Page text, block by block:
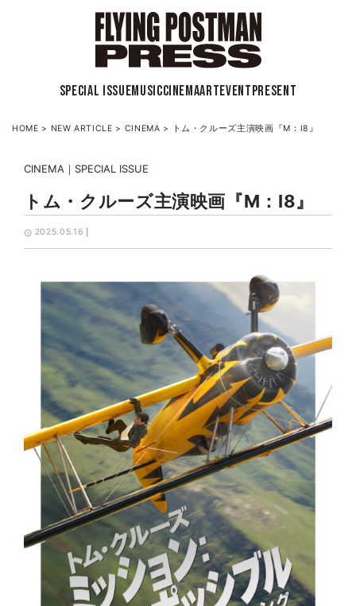
SPECIAL ISSUEMUSICCINEMAARTEVENTPRESENT
HOME > NEW ARTICLE > CINEMA > トム・クルーズ主演映画『M：I8』
CINEMA SPECIAL ISSUE
トム・クルーズ主演映画『M：I8』
2025.05.16